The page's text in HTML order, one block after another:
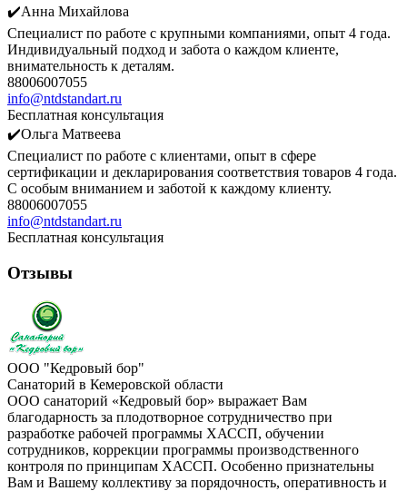
✔️Анна Михайлова
Специалист по работе с крупными компаниями, опыт 4 года.
Индивидуальный подход и забота о каждом клиенте,
внимательность к деталям.
88006007055
info@ntdstandart.ru
Бесплатная консультация
✔️Ольга Матвеева
Специалист по работе с клиентами, опыт в сфере
сертификации и декларирования соответствия товаров 4 года.
С особым вниманием и заботой к каждому клиенту.
88006007055
info@ntdstandart.ru
Бесплатная консультация
Отзывы
ООО "Кедровый бор"
Санаторий в Кемеровской области
ООО санаторий «Кедровый бор» выражает Вам
благодарность за плодотворное сотрудничество при
разработке рабочей программы ХАССП, обучении
сотрудников, коррекции программы производственного
контроля по принципам ХАССП. Особенно признательны
Вам и Вашему коллективу за порядочность, оперативность и